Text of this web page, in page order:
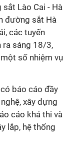
Lào Cai - Hà
đường sắt Hà
các tuyến
ra sáng 18/3,
số nhiệm vụ
báo cáo đầy
xây dựng
cáo khả thi và
lắp, hệ thống